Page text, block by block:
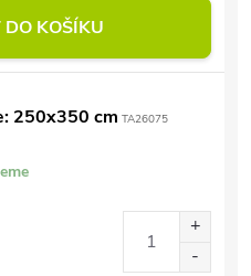
DO KOŠÍKU
250x350 cm TA26075